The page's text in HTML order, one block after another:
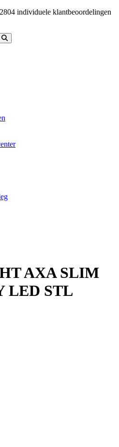
2804 individuele klantbeoordelingen
AXA SLIM
LED STL